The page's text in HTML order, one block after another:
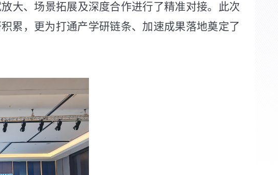
大、场景拓展及深度合作进行了精准对接。此次
累，更为打通产学研链条、加速成果落地奠定了